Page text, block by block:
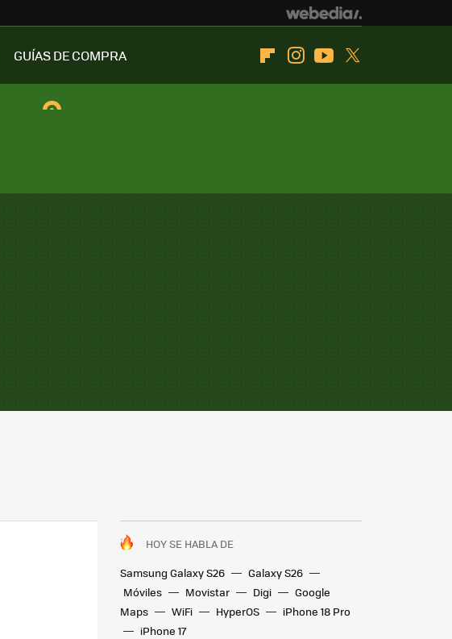
GUÍAS DE COMPRA
FlipboardInstagramYoutube
HOY SE HABLA DE
Samsung Galaxy S26
Galaxy S26
Móviles
Movistar Digi
Google
Maps
WiFi HyperOS
iPhone 18 Pro
iPhone 17